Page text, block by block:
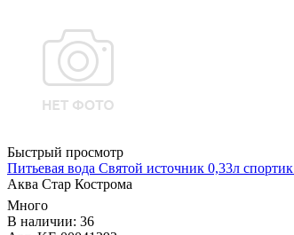
Быстрый просмотр
Питьевая вода Святой источник 0,33л
Аква Стар Кострома
Много
В наличии: 36